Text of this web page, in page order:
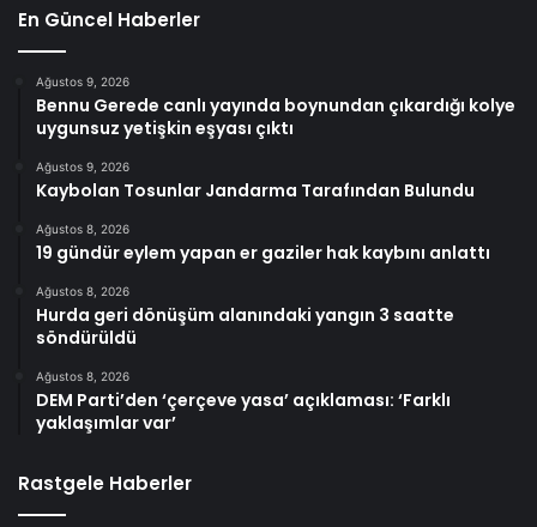
En Güncel Haberler
Ağustos 9, 2026
Bennu Gerede canlı yayında boynundan çıkardığı kolye
uygunsuz yetişkin eşyası çıktı
Ağustos 9, 2026
Kaybolan Tosunlar Jandarma Tarafından Bulundu
Ağustos 8, 2026
19 gündür eylem yapan er gaziler hak kaybını anlattı
Ağustos 8, 2026
Hurda geri dönüşüm alanındaki yangın 3 saatte
söndürüldü
Ağustos 8, 2026
DEM Parti’den ‘çerçeve yasa’ açıklaması: ‘Farklı
yaklaşımlar var’
Rastgele Haberler